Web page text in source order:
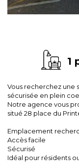
1
Vous recherchez une
sécurisée en plein
Notre agence vous
situé 28 place du
Emplacement
Accès facile
Sécurisé
Idéal pour résidents